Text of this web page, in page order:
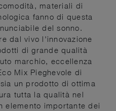
materiali di
fanno di questa
del sonno.
dal vivo l'innovazione
di grande qualità
marchio, eccellenza
Mix Pieghevole di
un prodotto di ottima
tutta la qualità nel
elemento importante dei